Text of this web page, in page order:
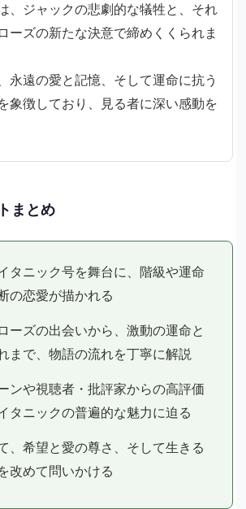
、ジャックの悲劇的な犠牲と、それ
ーズの新たな決意で締めくくられま
永遠の愛と記憶、そして運命に抗う
象徴しており、見る者に深い感動を
まとめ
タニック号を舞台に、階級や運命
の恋愛が描かれる
ーズの出会いから、激動の運命と
まで、物語の流れを丁寧に解説
ンや視聴者・批評家からの高評価
タニックの普遍的な魅力に迫る
、希望と愛の尊さ、そして生きる
改めて問いかける